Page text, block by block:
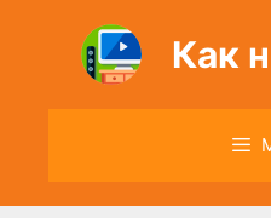
содержимому
Как